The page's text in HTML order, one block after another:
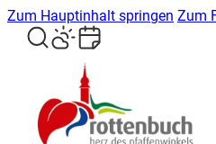
Zum Hauptinhalt springen Zum